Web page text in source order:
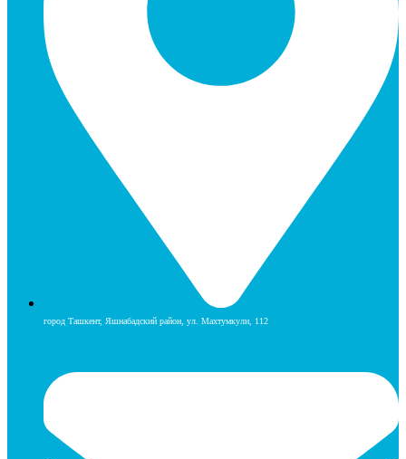
город Ташкент, Яшнабадский район, ул. Махтумкули, 112